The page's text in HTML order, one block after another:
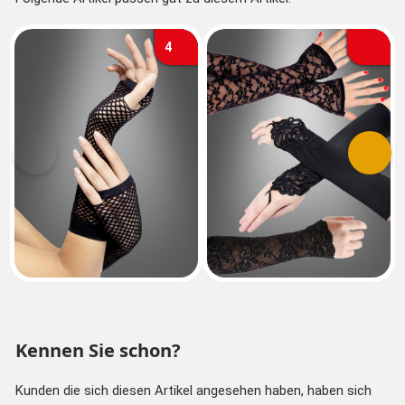
4
Vorherige
Kennen Sie schon?
Kunden die sich diesen Artikel angesehen haben, haben sich